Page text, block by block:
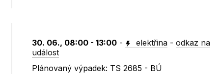
30. 06., 08:00 - 13:00 - elektřina -odkaz na
událost
Plánovaný výpadek: TS 2685 - BÚ